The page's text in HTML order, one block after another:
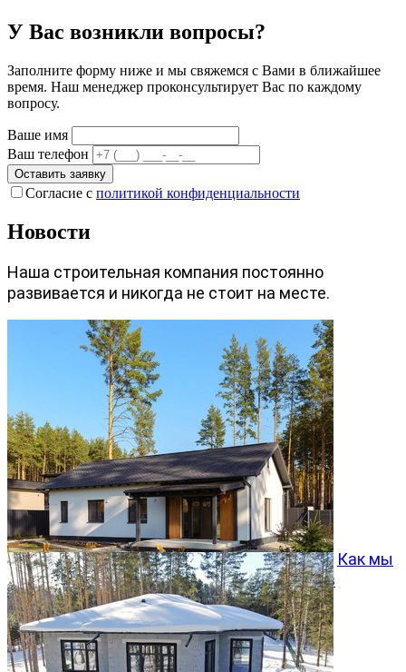
У Вас возникли вопросы?
Заполните форму ниже и мы свяжемся с Вами в ближайшее
время. Наш менеджер проконсультирует Вас по каждому
вопросу.
Ваше имя
Ваш телефон
Оставить заявку
Согласие с политикой конфиденциальности
Новости
Наша строительная компания постоянно
развивается и никогда не стоит на месте.
Как мы
превращаем типовой проект Хвойный 96 в
особенный дом
05.08.2026